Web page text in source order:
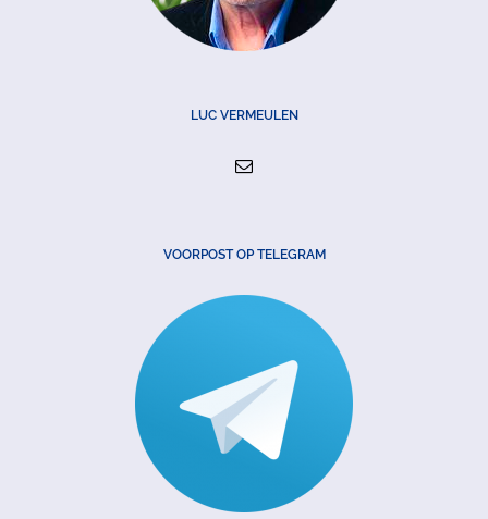
LUC VERMEULEN
VOORPOST OP TELEGRAM